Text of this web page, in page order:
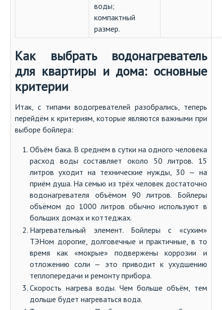
воды;
компактный
размер.
Как выбрать водонагреватель
для квартиры и дома: основные
критерии
Итак, с типами водогревателей разобрались, теперь
перейдём к критериям, которые являются важными при
выборе бойлера:
Объём бака. В среднем в сутки на одного человека
расход воды составляет около 50 литров. 15
литров уходит на технические нужды, 30 — на
приём душа. На семью из трёх человек достаточно
водонагревателя объёмом 90 литров. Бойлеры
объёмом до 1000 литров обычно используют в
больших домах и коттеджах.
Нагревательный элемент. Бойлеры с «сухим»
ТЭНом дорогие, долговечные и практичные, в то
время как «мокрые» подвержены коррозии и
отложению соли — это приводит к ухудшению
теплопередачи и ремонту прибора.
Скорость нагрева воды. Чем больше объём, тем
дольше будет нагреваться вода.